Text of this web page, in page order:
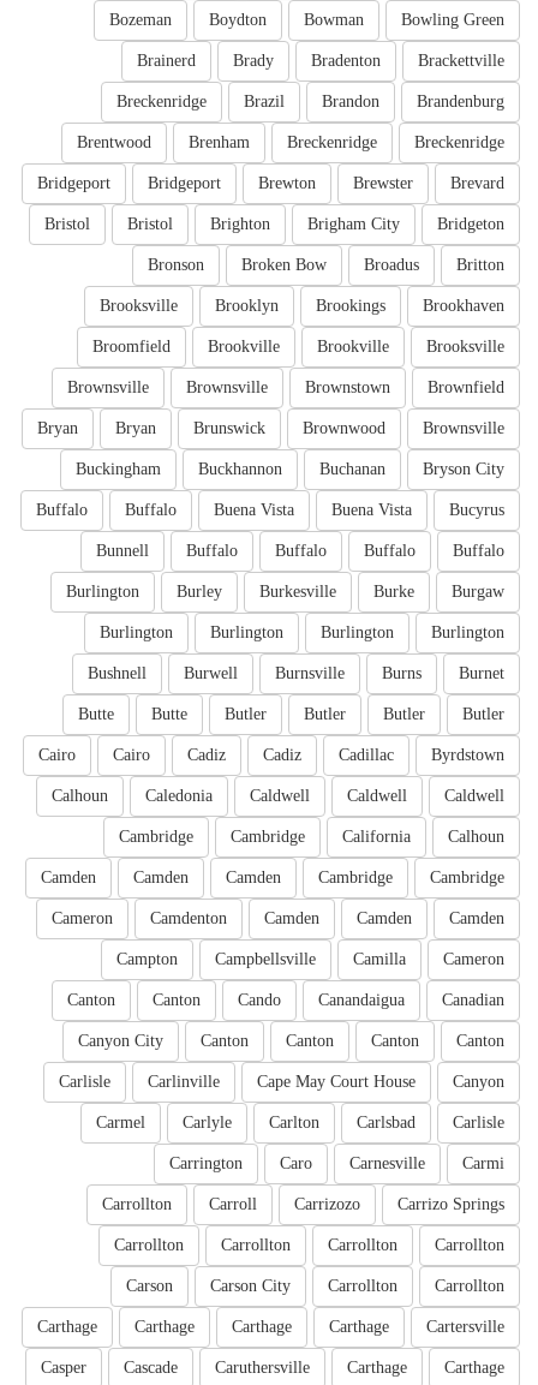
Bowling Green
Bowman
Boydton
Bozeman
Brackettville
Bradenton
Brady
Brainerd
Brandenburg
Brandon
Brazil
Breckenridge
Breckenridge
Breckenridge
Brenham
Brentwood
Brevard
Brewster
Brewton
Bridgeport
Bridgeport
Bridgeton
Brigham City
Brighton
Bristol
Bristol
Britton
Broadus
Broken Bow
Bronson
Brookhaven
Brookings
Brooklyn
Brooksville
Brooksville
Brookville
Brookville
Broomfield
Brownfield
Brownstown
Brownsville
Brownsville
Brownsville
Brownwood
Brunswick
Bryan
Bryan
Bryson City
Buchanan
Buckhannon
Buckingham
Bucyrus
Buena Vista
Buena Vista
Buffalo
Buffalo
Buffalo
Buffalo
Buffalo
Buffalo
Bunnell
Burgaw
Burke
Burkesville
Burley
Burlington
Burlington
Burlington
Burlington
Burlington
Burnet
Burns
Burnsville
Burwell
Bushnell
Butler
Butler
Butler
Butler
Butte
Butte
Byrdstown
Cadillac
Cadiz
Cadiz
Cairo
Cairo
Caldwell
Caldwell
Caldwell
Caledonia
Calhoun
Calhoun
California
Cambridge
Cambridge
Cambridge
Cambridge
Camden
Camden
Camden
Camden
Camden
Camden
Camdenton
Cameron
Cameron
Camilla
Campbellsville
Campton
Canadian
Canandaigua
Cando
Canton
Canton
Canton
Canton
Canton
Canton
Canyon City
Canyon
Cape May Court House
Carlinville
Carlisle
Carlisle
Carlsbad
Carlton
Carlyle
Carmel
Carmi
Carnesville
Caro
Carrington
Carrizo Springs
Carrizozo
Carroll
Carrollton
Carrollton
Carrollton
Carrollton
Carrollton
Carrollton
Carrollton
Carson City
Carson
Cartersville
Carthage
Carthage
Carthage
Carthage
Carthage
Carthage
Caruthersville
Cascade
Casper